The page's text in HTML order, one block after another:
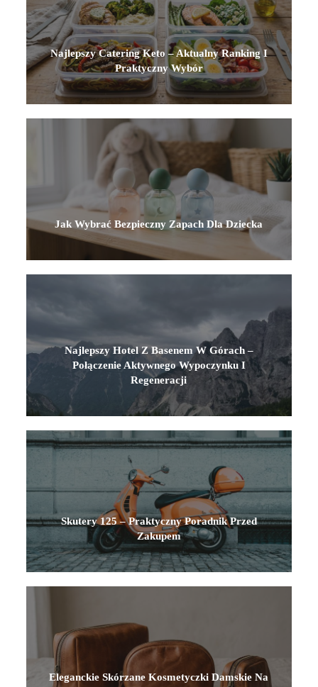
Najlepszy Catering Keto – Aktualny Ranking I
Praktyczny Wybór
Jak Wybrać Bezpieczny Zapach Dla Dziecka
Najlepszy Hotel Z Basenem W Górach –
Połączenie Aktywnego Wypoczynku I
Regeneracji
Skutery 125 – Praktyczny Poradnik Przed
Zakupem
Eleganckie Skórzane Kosmetyczki Damskie Na